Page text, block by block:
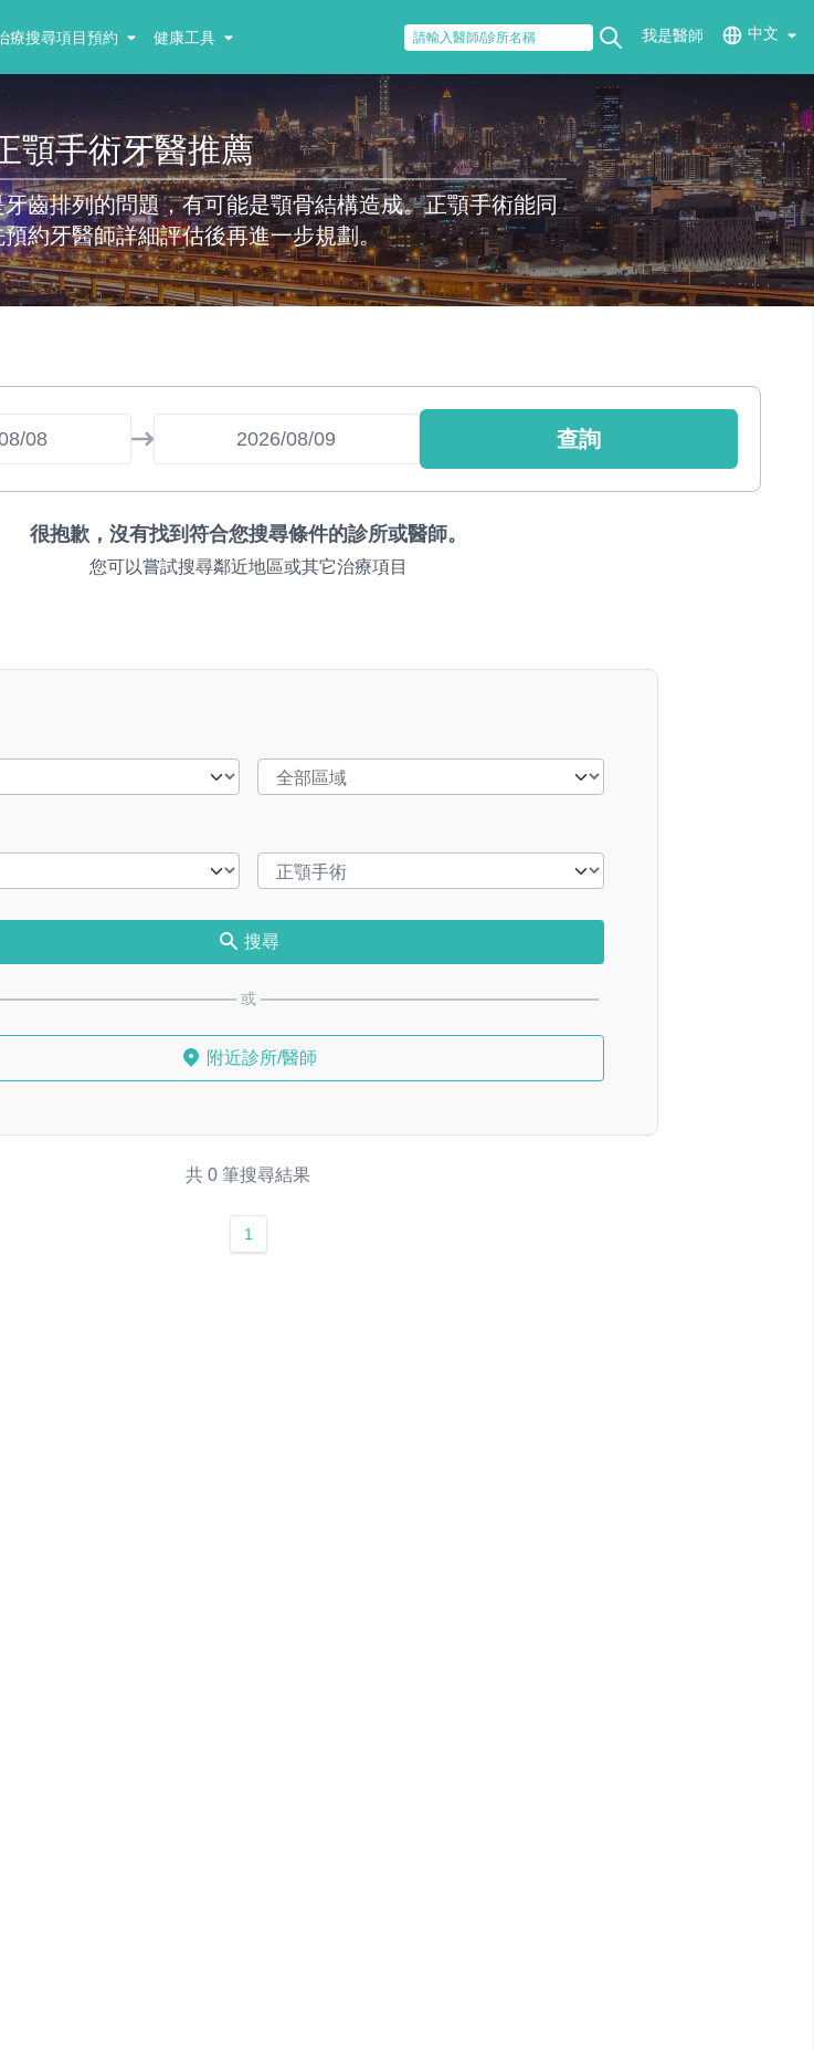
療搜尋項目預約 健康工具 我是醫師 中文
顎手術牙醫推薦
齒排列的問題，有可能是顎骨結構造成。正顎手術能同
約牙醫師詳細評估後再進一步規劃。
查詢
很抱歉，沒有找到符合您搜尋條件的診所或醫師。
您可以嘗試搜尋鄰近地區或其它治療項目
搜尋
或
附近診所/醫師
共 0 筆搜尋結果
1